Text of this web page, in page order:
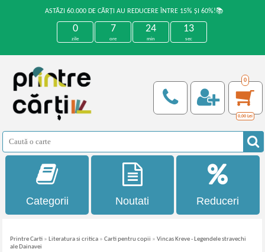
ASTĂZI 60.000 DE CĂRȚI AU REDUCERE ÎNTRE 15% ȘI 60%!📚
0
zile
7
ore
24
min
13
sec
0
0,00 Lei
Categorii Noutati Reduceri
Printre Carti » Literatura si critica »Carti pentru copii »Vincas Kreve - Legendele stravechi
ale Dainavei